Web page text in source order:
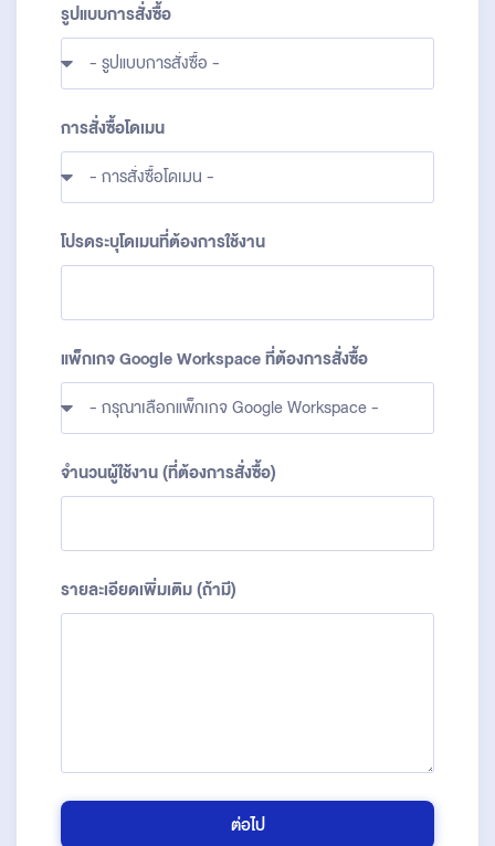
รูปแบบการสั่งซื้อ
การสั่งซื้อโดเมน
โปรดระบุโดเมนที่ต้องการใช้งาน
แพ็กเกจ Google Workspace ที่ต้องการสั่งซื้อ
จำนวนผู้ใช้งาน (ที่ต้องการสั่งซื้อ)
รายละเอียดเพิ่มเติม (ถ้ามี)
ต่อไป